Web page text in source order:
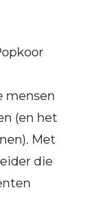
mensen
(en het
Met
die